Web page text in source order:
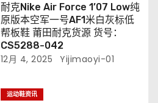
耐克Nike Air Force 1’07 Low纯
原版本空军一号AF1米白灰标低
帮板鞋 莆田耐克货源 货号：
CS5288-042
12月 4, 2025 Yijimaoyi-01
运动鞋资讯